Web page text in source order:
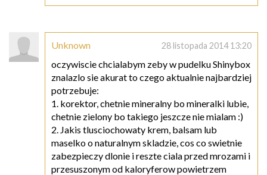
Unknown 28 listopada 2014 13:20
oczywiscie chcialabym zeby w pudelku Shinybox
znalazlo sie akurat to czego aktualnie najbardziej
potrzebuje:
1. korektor, chetnie mineralny bo mineralki lubie,
chetnie zielony bo takiego jeszcze nie mialam :)
2. Jakis tlusciochowaty krem, balsam lub
maselko o naturalnym skladzie, cos co swietnie
zabezpieczy dlonie i reszte ciala przed mrozami i
przesuszonym od kaloryferow powietrzem